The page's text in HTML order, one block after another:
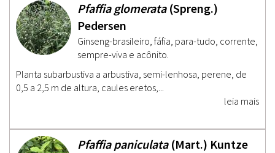
Pfaffia glomerata (Spreng.)
Pedersen
Ginseng-brasileiro, fáfia, para-tudo, corrente,
sempre-viva e acônito.
Planta subarbustiva a arbustiva, semi-lenhosa, perene, de
0,5 a 2,5 m de altura, caules eretos,...
leia mais
Pfaffia paniculata (Mart.) Kuntze